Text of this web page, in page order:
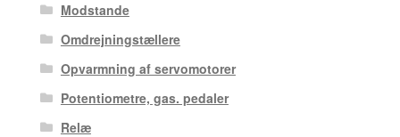
Modstande
Omdrejningstællere
Opvarmning af servomotorer
Potentiometre, gas. pedaler
Relæ